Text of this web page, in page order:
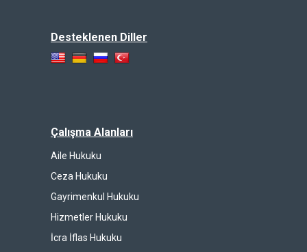
Desteklenen Diller
Çalışma Alanları
Aile Hukuku
Ceza Hukuku
Gayrimenkul Hukuku
Hizmetler Hukuku
İcra İflas Hukuku